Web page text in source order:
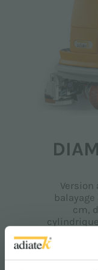
Version
cm,
dans un
accélérer